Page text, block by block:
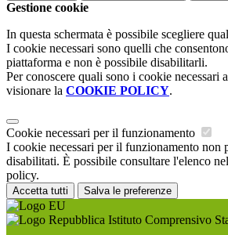
Gestione cookie
In questa schermata è possibile scegliere
I cookie necessari sono quelli che
piattaforma e non è possibile disabilitarli.
Per conoscere quali sono i cookie necessari
visionare la COOKIE POLICY.
Cookie necessari per il funzionamento
I cookie necessari per il funzionamento non
disabilitati. È possibile consultare l'elenco
policy.
Accetta tutti Salva le preferenze
Istituto Comprensivo